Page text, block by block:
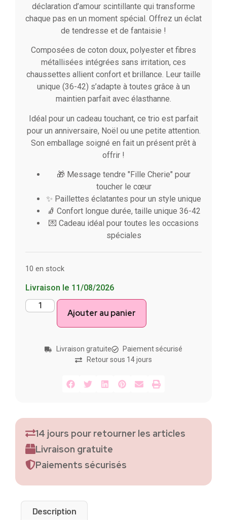
déclaration d’amour scintillante qui transforme
chaque pas en un moment spécial. Offrez un éclat
de tendresse et de fantaisie !
Composées de coton doux, polyester et fibres
métallisées intégrées sans irritation, ces
chaussettes allient confort et brillance. Leur taille
unique (36-42) s’adapte à toutes grâce à un
maintien parfait avec élasthanne.
Idéal pour un cadeau touchant, ce trio est parfait
pour un anniversaire, Noël ou une petite attention.
Son emballage soigné en fait un présent prêt à
offrir !
🎁 Message tendre "Fille Cherie" pour
toucher le cœur
✨ Paillettes éclatantes pour un style unique
🧦 Confort longue durée, taille unique 36-42
💌 Cadeau idéal pour toutes les occasions
spéciales
10 en stock
Livraison le 11/08/2026
Ajouter au panier
Livraison gratuite
Paiement sécurisé
Retour sous 14 jours
14 jours pour retourner les articles
Livraison gratuite
Paiements sécurisés
Description